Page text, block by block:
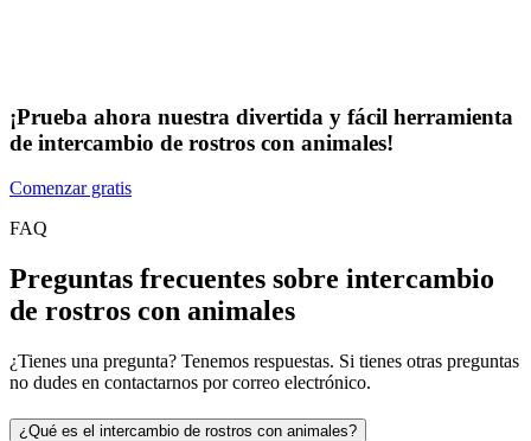
¡Prueba ahora nuestra divertida y fácil herramienta
de intercambio de rostros con animales!
Comenzar gratis
FAQ
Preguntas frecuentes sobre intercambio
de rostros con animales
¿Tienes una pregunta? Tenemos respuestas. Si tienes otras preguntas
no dudes en contactarnos por correo electrónico.
¿Qué es el intercambio de rostros con animales?